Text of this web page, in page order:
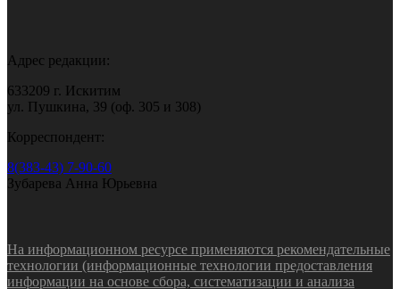
Адрес редакции:
633209 г. Искитим
ул. Пушкина, 39 (оф. 305 и 308)
Корреспондент:
8(383-43) 7-90-60
Зубарева Анна Юрьевна
На информационном ресурсе применяются рекомендательные
технологии (информационные технологии предоставления
информации на основе сбора, систематизации и анализа